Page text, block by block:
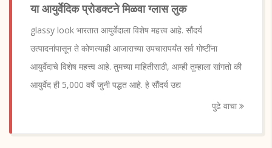
या आयुर्वेदिक प्रोडक्टने मिळवा ग्लास लुक
glassy look भारतात आयुर्वेदाला विशेष महत्त्व आहे. सौंदर्य
उत्पादनांपासून ते कोणत्याही आजाराच्या उपचारापर्यंत सर्व गोष्टींना
आयुर्वेदाचे विशेष महत्त्व आहे. तुमच्या माहितीसाठी, आम्ही तुम्हाला सांगतो की
आयुर्वेद ही 5,000 वर्षे जुनी पद्धत आहे. हे सौंदर्य उद्य
पुढे वाचा